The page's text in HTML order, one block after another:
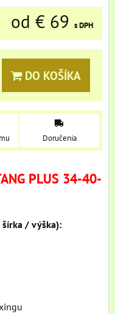
od € 69 s DPH
DO KOŠÍKA
Doručenia
PLUS 34-40-
šírka / výška):